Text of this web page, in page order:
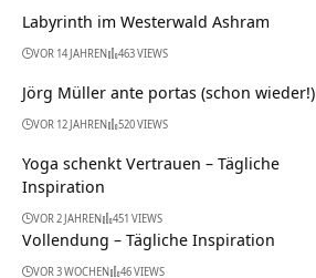
Labyrinth im Westerwald Ashram
VOR 14 JAHREN 463 VIEWS
Jörg Müller ante portas (schon wieder!)
VOR 12 JAHREN 520 VIEWS
Yoga schenkt Vertrauen – Tägliche
Inspiration
VOR 2 JAHREN 451 VIEWS
Vollendung – Tägliche Inspiration
VOR 3 WOCHEN 46 VIEWS